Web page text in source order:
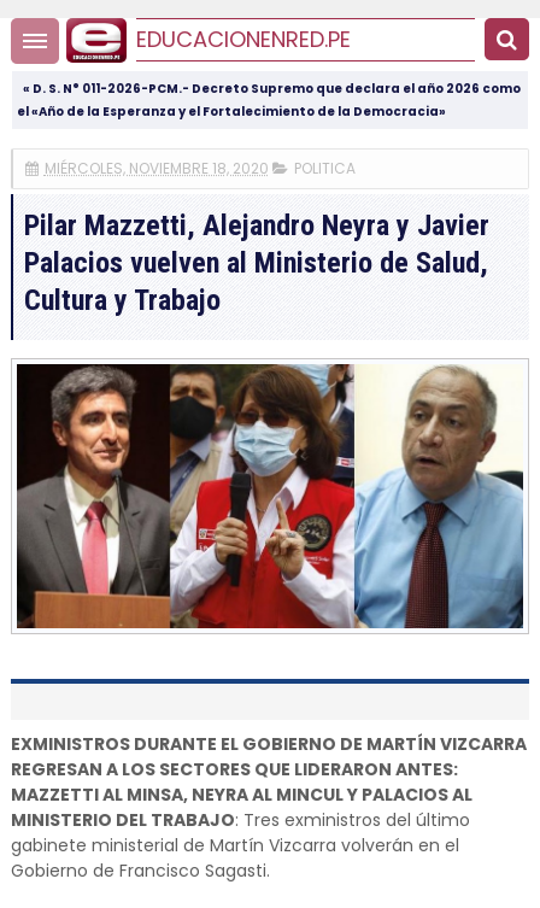
EDUCACIONENRED.PE
« D. S. N° 011-2026-PCM.- Decreto Supremo que declara el año 2026 como
el «Año de la Esperanza y el Fortalecimiento de la Democracia»
MIÉRCOLES, NOVIEMBRE 18, 2020 POLITICA
Pilar Mazzetti, Alejandro Neyra y Javier
Palacios vuelven al Ministerio de Salud,
Cultura y Trabajo
EXMINISTROS DURANTE EL GOBIERNO DE MARTÍN VIZCARRA
REGRESAN A LOS SECTORES QUE LIDERARON ANTES:
MAZZETTI AL MINSA, NEYRA AL MINCUL Y PALACIOS AL
MINISTERIO DEL TRABAJO: Tres exministros del último
gabinete ministerial de Martín Vizcarra volverán en el
Gobierno de Francisco Sagasti.